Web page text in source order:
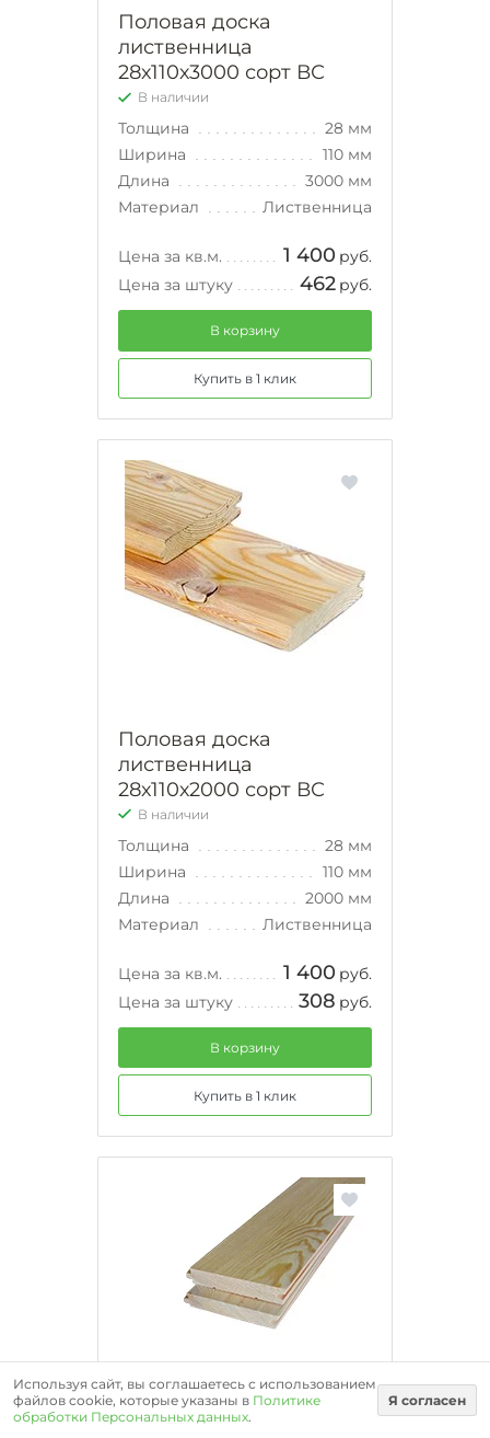
Половая доска
лиственница
28х110х3000 сорт ВС
В наличии
Толщина
28 мм
Ширина
110 мм
Длина
3000 мм
Материал
Лиственница
Цена за кв.м. 1 400 руб.
Цена за штуку
462 руб.
В корзину
Купить в 1 клик
Половая доска
лиственница
28х110х2000 сорт ВС
В наличии
Толщина
28 мм
Ширина
110 мм
Длина
2000 мм
Материал
Лиственница
Цена за кв.м. 1 400 руб.
Цена за штуку
308 руб.
В корзину
Купить в 1 клик
Используя сайт, вы соглашаетесь с использованием
файлов cookie, которые указаны в Политике
обработки Персональных данных.
Я согласен